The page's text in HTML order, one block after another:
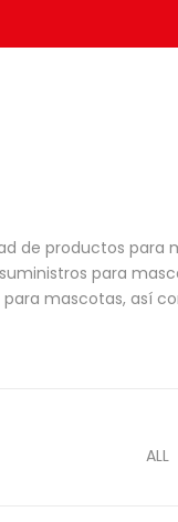
de productos
para
mascotas, así
ALL